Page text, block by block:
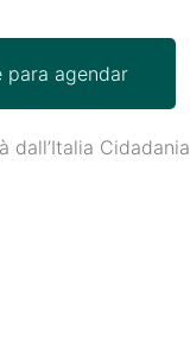
para agendar
Cidadania